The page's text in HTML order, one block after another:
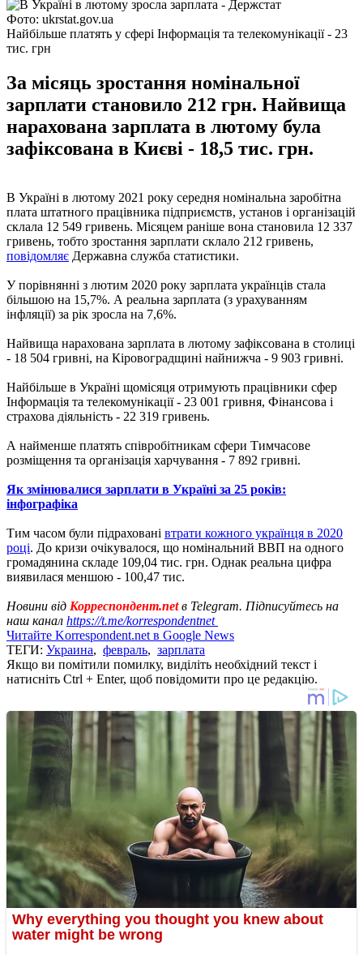
Фото: ukrstat.gov.ua
Найбільше платять у сфері Інформація та телекомунікації - 23
тис. грн
За місяць зростання номінальної
зарплати становило 212 грн. Найвища
нарахована зарплата в лютому була
зафіксована в Києві - 18,5 тис. грн.
В Україні в лютому 2021 року середня номінальна заробітна
плата штатного працівника підприємств, установ і організацій
склала 12 549 гривень. Місяцем раніше вона становила 12 337
гривень, тобто зростання зарплати склало 212 гривень,
повідомляє Державна служба статистики.
У порівнянні з лютим 2020 року зарплата українців стала
більшою на 15,7%. А реальна зарплата (з урахуванням
інфляції) за рік зросла на 7,6%.
Найвища нарахована зарплата в лютому зафіксована в столиці
- 18 504 гривні, на Кіровоградщині найнижча - 9 903 гривні.
Найбільше в Україні щомісяця отримують працівники сфер
Інформація та телекомунікації - 23 001 гривня, Фінансова і
страхова діяльність - 22 319 гривень.
А найменше платять співробітникам сфери Тимчасове
розміщення та організація харчування - 7 892 гривні.
Як змінювалися зарплати в Україні за 25 років:
інфографіка
Тим часом були підраховані втрати кожного українця в 2020
році. До кризи очікувалося, що номінальний ВВП на одного
громадянина складе 109,04 тис. грн. Однак реальна цифра
виявилася меншою - 100,47 тис.
Новини від Корреспондент.netв Telegram. Підписуйтесь на
наш канал https://t.me/korrespondentnet
Читайте Korrespondent.net в Google News
ТЕГИ: Украина, февраль, зарплата
Якщо ви помітили помилку, виділіть необхідний текст і
натисніть Ctrl + Enter, щоб повідомити про це редакцію.